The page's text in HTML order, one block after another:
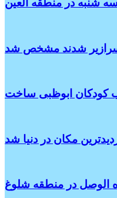
شنبه در منطقه العین
کودکان ابوظبی ساخت
الوصل در منطقه شلوغ